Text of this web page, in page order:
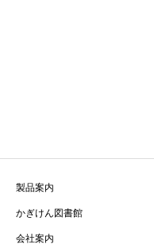
製品案内
かぎけん図書館
会社案内